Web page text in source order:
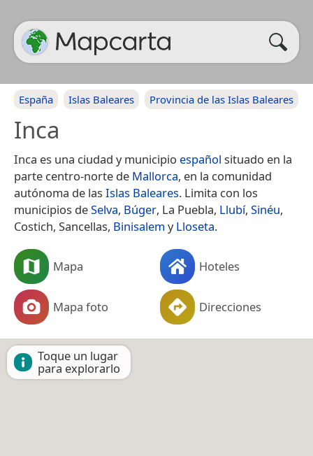
España Islas Baleares Provincia de las Islas Baleares
Inca
Inca es una ciudad y municipio español situado en la
parte centro-norte de Mallorca, en la comunidad
autónoma de las Islas Baleares. Limita con los
municipios deSelva, Búger, La Puebla, Llubí, Sinéu,
Costich, Sancellas, Binisalem yLloseta.
Mapa Hoteles
Mapa foto Direcciones
Toque un lugar
para explorarlo